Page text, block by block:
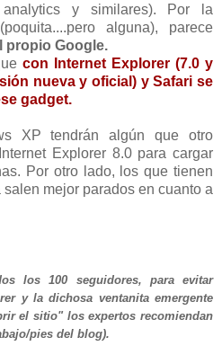
y similares). Por la
alguna), parece
propio Google.
con Internet Explorer (7.0 y
nueva y oficial) y Safari se
gadget.
XP tendrán algún que otro
Explorer 8.0 para cargar
Por otro lado, los que tienen
mejor parados en cuanto a
los 100 seguidores, para evitar
y la dichosa ventanita emergente
el sitio" los expertos recomiendan
pies del blog).